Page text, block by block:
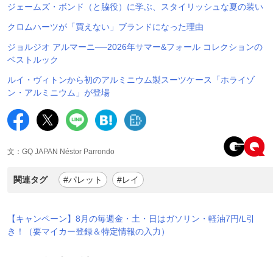
ジェームズ・ボンド（と脇役）に学ぶ、スタイリッシュな夏の装い
クロムハーツが「買えない」ブランドになった理由
ジョルジオ アルマーニ──2026年サマー&フォール コレクションの
ベストルック
ルイ・ヴィトンから初のアルミニウム製スーツケース「ホライゾ
ン・アルミニウム」が登場
文：GQ JAPAN Néstor Parrondo
関連タグ #パレット #レイ
【キャンペーン】8月の毎週金・土・日はガソリン・軽油7円/L引
き！（要マイカー登録＆特定情報の入力）